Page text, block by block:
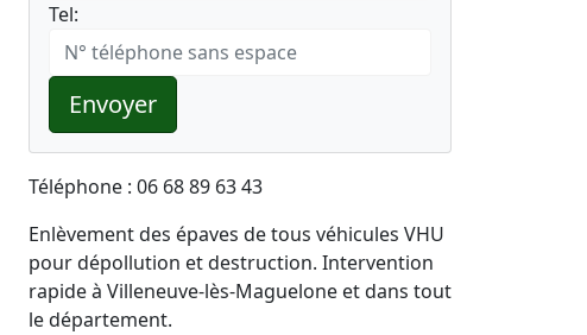
Tel:
Envoyer
Téléphone : 06 68 89 63 43
Enlèvement des épaves de tous véhicules VHU
pour dépollution et destruction. Intervention
rapide à Villeneuve-lès-Maguelone et dans tout
le département.